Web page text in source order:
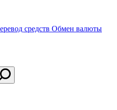
средств Обмен валюты